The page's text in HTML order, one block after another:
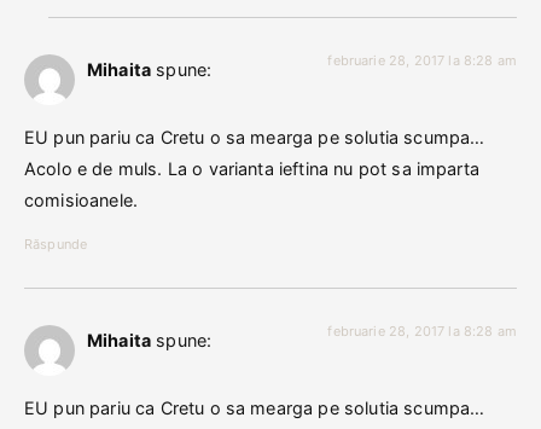
Mihaita spune: februarie 28, 2017 la 8:28 am
EU pun pariu ca Cretu o sa mearga pe solutia scumpa…
Acolo e de muls. La o varianta ieftina nu pot sa imparta
comisioanele.
Răspunde
Mihaita spune: februarie 28, 2017 la 8:28 am
EU pun pariu ca Cretu o sa mearga pe solutia scumpa…